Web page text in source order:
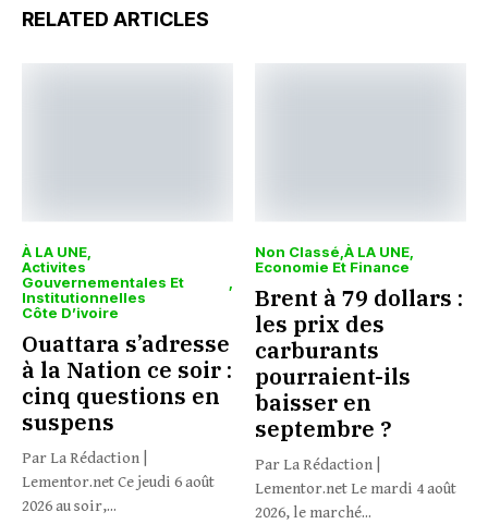
RELATED ARTICLES
À LA UNE
Activites
Gouvernementales Et
Institutionnelles
Côte D’ivoire
Ouattara s’adresse
à la Nation ce soir :
cinq questions en
suspens
Par La Rédaction |
Lementor.net Ce jeudi 6 août
2026 au soir,...
Non Classé À LA UNE
Economie Et Finance
Brent à 79 dollars :
les prix des
carburants
pourraient-ils
baisser en
septembre ?
Par La Rédaction |
Lementor.net Le mardi 4 août
2026, le marché...